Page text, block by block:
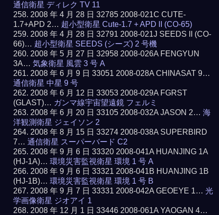
通信衛星 ディレク TV 11
2008 年 4 月 28 日 32785 2008-021C CUTE-
1.7+APD 2… 超小型衛星 Cute-1.7 + APD II (CO-65)
2008 年 4 月 28 日 32791 2008-021J SEEDS II (CO-
66)… 超小型衛星 SEEDS (シーズ) 2 号機
2008 年 5 月 27 日 32958 2008-026A FENGYUN
3A…気象衛星 風雲 3 号 A
2008 年 6 月 9 日 33051 2008-028A CHINASAT 9…
通信衛星 中星 9 号
2008 年 6 月 12 日 33053 2008-029A FGRST
(GLAST)… ガンマ線宇宙望遠鏡 フェルミ
2008 年 6 月 20 日 33105 2008-032A JASON 2…海
洋観測衛星 ジェイソン 2
2008 年 8 月 15 日 33274 2008-038A SUPERBIRD
7…通信衛星 スーパーバード C2
2008 年 9 月 6 日 33320 2008-041A HUANJING 1A
(HJ-1A)…環境災害監視衛星 環境 1 号 A
2008 年 9 月 6 日 33321 2008-041B HUANJING 1B
(HJ-1B)…環境災害監視衛星 環境 1 号 B
2008 年 9 月 7 日 33331 2008-042A GEOEYE 1…光
学画像衛星 ジオアイ 1
2008 年 12 月 1 日 33446 2008-061A YAOGAN 4…